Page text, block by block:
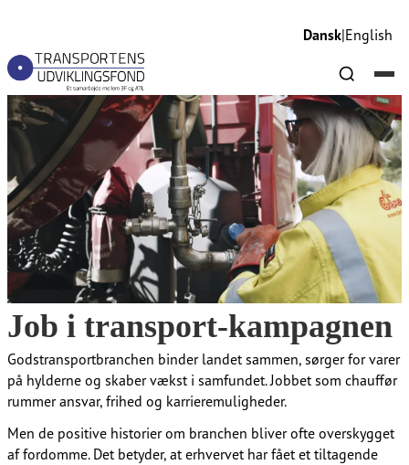
Dansk|English
Job i transport-kampagnen​​​​‌ ‍ ​‍​‍‌‍ ‌ ​‍‌‍‍‌‌‍‌ ‌‍‍‌‌‍ ‍​‍​‍​ ‍‍​‍​‍‌ ​ ‌‍​‌‌‍ ‍‌‍‍‌‌ ‌​‌ ‍‌​‍ ‍‌‍‍‌‌‍ ​‍​‍​‍ ​​‍​‍‌‍‍​‌ ​‍‌‍‌‌‌‍‌‍​‍​‍​ ‍‍​‍​‍‌‍‍​‌ ‌​‌ ‌​‌ ​​‌ ​ ​ ‍‍​‍ ​‍ ‌ ‌​‌ ‌‌​‍ ‍‌ ​ ‌‍​‌‌‍ ‍‌‍‍‌‌ ‌​‌ ‍‌​‍ ‍‌ ​ ‌ ‌​‌ ‌‌‌‍‌​‌‍‍‌‌‍ ​‍ ‌‍‍‌‌‍ ‍‌ ‌​‌‍‌‌‌‍ ‍‌ ‌​​‍ ‌‍‌‌‌‍‌​‌‍‍‌‌ ‌​​‍ ‌‍ ‌‌‍ ‌‍‌​‌‍‌‌​ ‌‌ ​​‌ ​‍‌‍‌‌‌ ​ ‌‍‌‌‌‍ ‍‌ ‌​‌‍​‌‌ ‌​‌‍‍‌‌‍ ‌‍ ‍​ ‍ ‌‍‍‌‌‍‌​​ ‌‌ ​​‌‍​‌‌‍‌ ‌‍‌‌​‍ ‌‌‍‍‍‌‍ ‌‍​‍​‍ ‌‌‍‍‌​‍ ‌‌ ‌​‌ ​‍‌‍​‌‌‍ ‍‌ ​ ‌ ​​‌‍ ‌ ​‍‌ ‌​​ ‍ ‌ ‌​‌ ‍‌‌ ​​‌‍‌‌​ ‌‌ ​​‌‍​‌‌‍‌ ‌‍‌‌​ ‍ ‌ ​​‌‍​‌‌ ‌​‌‍‍​​ ‌‌ ‌​‌‍‍‌‌ ‌​‌‍ ​‌‍‌‌​ ‌‍​‍‌‍​‌‌ ​ ‌‍‌‌‌‌‌‌‌ ​‍‌‍ ​​ ‌‌‍‍​‌ ‌​‌ ‌​‌ ​​‌ ​ ​‍‌‌​ ​ ‌​​‌​‍‌‌​ ​‍‌​‌‍​‍‌‌​ ​‍‌​‌‍‌ ‌​‌ ‌‌​‍ ‍‌ ​ ‌‍​‌‌‍ ‍‌‍‍‌‌ ‌​‌ ‍‌​‍ ‍‌ ​ ‌ ‌​‌ ‌‌‌‍‌​‌‍‍‌‌‍ ​‍‌‍‌‍‍‌‌‍‌​​ ‌‌ ​​‌‍​‌‌‍‌ ‌‍‌‌​‍ ‌‌‍‍‍‌‍ ‌‍​‍​‍ ‌‌‍‍‌​‍ ‌‌ ‌​‌ ​‍‌‍​‌‌‍ ‍‌ ​ ‌ ​​‌‍ ‌ ​‍‌ ‌​​‍‌‍‌ ‌​‌ ‍‌‌ ​​‌‍‌‌​ ‌‌ ​​‌‍​‌‌‍‌ ‌‍‌‌​‍‌‍‌ ​​‌‍​‌‌ ‌​‌‍‍​​ ‌‌ ‌​‌‍‍‌‌ ‌​‌‍ ​‌‍‌‌​‍‌‍‌ ​​‌‍‌‌‌ ​‍‌ ​ ‌ ​​‌‍‌‌‌‍​ ‌ ‌​‌‍‍‌‌ ‌‍‌‍‌‌​ ‌‌ ​​‌ ‌‌‌‍​‍‌‍ ​‌‍‍‌‌ ​ ‌‍‍​‌‍‌‌‌‍‌​​‍​‍‌ ‌
Job i transport-kampagnen​​​​‌ ‍ ​‍​‍‌‍ ‌ ​‍‌‍‍‌‌‍‌ ‌‍‍‌‌‍ ‍​‍​‍​ ‍‍​‍​‍‌ ​ ‌‍​‌‌‍ ‍‌‍‍‌‌ ‌​‌ ‍‌​‍ ‍‌‍‍‌‌‍ ​‍​‍​‍ ​​‍​‍‌‍‍​‌ ​‍‌‍‌‌‌‍‌‍​‍​‍​ ‍‍​‍​‍‌‍‍​‌ ‌​‌ ‌​‌ ​​‌ ​ ​ ‍‍​‍ ​‍ ‌ ‌​‌ ‌‌​‍ ‍‌ ​ ‌‍​‌‌‍ ‍‌‍‍‌‌ ‌​‌ ‍‌​‍ ‍‌ ​ ‌ ‌​‌ ‌‌‌‍‌​‌‍‍‌‌‍ ​‍ ‌‍‍‌‌‍ ‍‌ ‌​‌‍‌‌‌‍ ‍‌ ‌​​‍ ‌‍‌‌‌‍‌​‌‍‍‌‌ ‌​​‍ ‌‍ ‌‌‍ ‌‍‌​‌‍‌‌​ ‌‌ ​​‌ ​‍‌‍‌‌‌ ​ ‌‍‌‌‌‍ ‍‌ ‌​‌‍​‌‌ ‌​‌‍‍‌‌‍ ‌‍ ‍​ ‍ ‌‍‍‌‌‍‌​​ ‌‌ ​​‌‍​‌‌‍‌ ‌‍‌‌​‍ ‌‌‍‍‍‌‍ ‌‍​‍​‍ ‌‌‍‍‌​‍ ‌‌ ‌​‌ ​‍‌‍​‌‌‍ ‍‌ ​ ‌ ​​‌‍ ‌ ​‍‌ ‌​​ ‍ ‌ ‌​‌ ‍‌‌ ​​‌‍‌‌​ ‌‌ ​​‌‍​‌‌‍‌ ‌‍‌‌​ ‍ ‌ ​​‌‍​‌‌ ‌​‌‍‍​​ ‌‌ ​ ‌‍‌‌‌‍​ ‌ ‌​‌‍‍‌‌‍ ‌‍ ‍‌ ​ ​‍‌‌​ ‌‌‌​​‍‌‌ ‌‍‍ ‌‍‌‌‌ ‍‌​‍‌‌​ ​ ‌​‌​​‍‌‌​ ​ ‌​‌​​‍‌‌​ ​‍​ ​‍​ ​ ​ ‌ ‌‍‌​​ ‌‌​ ​ ​ ‍​‌‍​ ‌‍​‌​‍‌‌​ ​‍​ ​‍​‍‌‌​ ‌‌‌​‌​​‍ ‍‌‍​ ‌‍ ‌‍ ‍‌ ‌​‌‍‌‌‌‍ ‍‌ ‌​​‍‌‌​ ‌‌‌​​‍‌‌ ‌‍‍ ‌‍‌‌‌ ‍‌​‍‌‌​ ​ ‌​‌​​‍‌‌​ ​ ‌​‌​​‍‌‌​ ​‍​ ​‍‌‍​ ​ ‍​​ ​​​ ‍​‌‍​ ​ ‍‌​ ‌‌​ ‌ ​‍‌‌​ ​‍​ ​‍​‍‌‌​ ‌‌‌​‌​​‍ ‍‌‍​‍‌‍ ‌‍‌​‌ ‍‌​‍‌‌​ ‌‌‌​​‍‌‌ ‌‍‍ ‌‍‌‌‌ ‍‌​‍‌‌​ ​ ‌​‌​​‍‌‌​ ​ ‌​‌​​‍‌‌​ ​‍​ ​‍​ ​ ​ ‌‍​ ‌​​ ‌‍‌‍‌‍‌‍‌​‌‍‌‍​ ‌‌​‍‌‌​ ​‍​ ​‍​‍‌‌​ ‌‌‌​‌​​‍ ‍‌‍​ ‌‍‍​‌‍‍‌‌‍ ​‌‍‌​‌ ​‍‌‍‌‌‌‍ ‍​‍‌‌​ ‌‌‌​​‍‌‌ ‌‍‍ ‌‍‌‌‌ ‍‌​‍‌‌​ ​ ‌​‌​​‍‌‌​ ​ ‌​‌​​‍‌‌​ ​‍​ ​‍‌‍‌​​ ‌​​ ​ ​ ​‌​ ‍​‌‍​‌​ ‍‌‌‍‌‌​‍‌‌​ ​‍​ ​‍​‍‌‌​ ‌‌‌​‌​​‍ ‍‌ ‌​‌‍‌‌‌ ‍​‌ ‌​​ ‌‍​‍‌‍​‌‌ ​ ‌‍‌‌‌‌‌‌‌ ​‍‌‍ ​​ ‌‌‍‍​‌ ‌​‌ ‌​‌ ​​‌ ​ ​‍‌‌​ ​ ‌​​‌​‍‌‌​ ​‍‌​‌‍​‍‌‌​ ​‍‌​‌‍‌ ‌​‌ ‌‌​‍ ‍‌ ​ ‌‍​‌‌‍ ‍‌‍‍‌‌ ‌​‌ ‍‌​‍ ‍‌ ​ ‌ ‌​‌ ‌‌‌‍‌​‌‍‍‌‌‍ ​‍‌‍‌‍‍‌‌‍‌​​ ‌‌ ​​‌‍​‌‌‍‌ ‌‍‌‌​‍ ‌‌‍‍‍‌‍ ‌‍​‍​‍ ‌‌‍‍‌​‍ ‌‌ ‌​‌ ​‍‌‍​‌‌‍ ‍‌ ​ ‌ ​​‌‍ ‌ ​‍‌ ‌​​‍‌‍‌ ‌​‌ ‍‌‌ ​​‌‍‌‌​ ‌‌ ​​‌‍​‌‌‍‌ ‌‍‌‌​‍‌‍‌ ​​‌‍​‌‌ ‌​‌‍‍​​ ‌‌ ​ ‌‍‌‌‌‍​ ‌ ‌​‌‍‍‌‌‍ ‌‍ ‍‌ ​ ​‍‌‌​ ‌‌‌​​‍‌‌ ‌‍‍ ‌‍‌‌‌ ‍‌​‍‌‌​ ​ ‌​‌​​‍‌‌​ ​ ‌​‌​​‍‌‌​ ​‍​ ​‍​ ​ ​ ‌ ‌‍‌​​ ‌‌​ ​ ​ ‍​‌‍​ ‌‍​‌​‍‌‌​ ​‍​ ​‍​‍‌‌​ ‌‌‌​‌​​‍ ‍‌‍​ ‌‍ ‌‍ ‍‌ ‌​‌‍‌‌‌‍ ‍‌ ‌​​‍‌‌​ ‌‌‌​​‍‌‌ ‌‍‍ ‌‍‌‌‌ ‍‌​‍‌‌​ ​ ‌​‌​​‍‌‌​ ​ ‌​‌​​‍‌‌​ ​‍​ ​‍‌‍​ ​ ‍​​ ​​​ ‍​‌‍​ ​ ‍‌​ ‌‌​ ‌ ​‍‌‌​ ​‍​ ​‍​‍‌‌​ ‌‌‌​‌​​‍ ‍‌‍​‍‌‍ ‌‍‌​‌ ‍‌​‍‌‌​ ‌‌‌​​‍‌‌ ‌‍‍ ‌‍‌‌‌ ‍‌​‍‌‌​ ​ ‌​‌​​‍‌‌​ ​ ‌​‌​​‍‌‌​ ​‍​ ​‍​ ​ ​ ‌‍​ ‌​​ ‌‍‌‍‌‍‌‍‌​‌‍‌‍​ ‌‌​‍‌‌​ ​‍​ ​‍​‍‌‌​ ‌‌‌​‌​​‍ ‍‌‍​ ‌‍‍​‌‍‍‌‌‍ ​‌‍‌​‌ ​‍‌‍‌‌‌‍ ‍​‍‌‌​ ‌‌‌​​‍‌‌ ‌‍‍ ‌‍‌‌‌ ‍‌​‍‌‌​ ​ ‌​‌​​‍‌‌​ ​ ‌​‌​​‍‌‌​ ​‍​ ​‍‌‍‌​​ ‌​​ ​ ​ ​‌​ ‍​‌‍​‌​ ‍‌‌‍‌‌​‍‌‌​ ​‍​ ​‍​‍‌‌​ ‌‌‌​‌​​‍ ‍‌ ‌​‌‍‌‌‌ ‍​‌ ‌​​‍‌‍‌ ​​‌‍‌‌‌ ​‍‌ ​ ‌ ​​‌‍‌‌‌‍​ ‌ ‌​‌‍‍‌‌ ‌‍‌‍‌‌​ ‌‌ ​​‌ ‌‌‌‍​‍‌‍ ​‌‍‍‌‌ ​ ‌‍‍​‌‍‌‌‌‍‌​​‍​‍‌ ‌​​​​‌ ‍ ​‍​‍‌‍ ‌ ​‍‌‍‍‌‌‍‌ ‌‍‍‌‌‍ ‍​‍​‍​ ‍‍​‍​‍‌ ​ ‌‍​‌‌‍ ‍‌‍‍‌‌ ‌​‌ ‍‌​‍ ‍‌‍‍‌‌‍ ​‍​‍​‍ ​​‍​‍‌‍‍​‌ ​‍‌‍‌‌‌‍‌‍​‍​‍​ ‍‍​‍​‍‌‍‍​‌ ‌​‌ ‌​‌ ​​‌ ​ ​ ‍‍​‍ ​‍ ‌ ‌​‌ ‌‌​‍ ‍‌ ​ ‌‍​‌‌‍ ‍‌‍‍‌‌ ‌​‌ ‍‌​‍ ‍‌ ​ ‌ ‌​‌ ‌‌‌‍‌​‌‍‍‌‌‍ ​‍ ‌‍‍‌‌‍ ‍‌ ‌​‌‍‌‌‌‍ ‍‌ ‌​​‍ ‌‍‌‌‌‍‌​‌‍‍‌‌ ‌​​‍ ‌‍ ‌‌‍ ‌‍‌​‌‍‌‌​ ‌‌ ​​‌ ​‍‌‍‌‌‌ ​ ‌‍‌‌‌‍ ‍‌ ‌​‌‍​‌‌ ‌​‌‍‍‌‌‍ ‌‍ ‍​ ‍ ‌‍‍‌‌‍‌​​ ‌‌ ​​‌‍​‌‌‍‌ ‌‍‌‌​‍ ‌‌‍‍‍‌‍ ‌‍​‍​‍ ‌‌‍‍‌​‍ ‌‌ ‌​‌ ​‍‌‍​‌‌‍ ‍‌ ​ ‌ ​​‌‍ ‌ ​‍‌ ‌​​ ‍ ‌ ‌​‌ ‍‌‌ ​​‌‍‌‌​ ‌‌ ​​‌‍​‌‌‍‌ ‌‍‌‌​ ‍ ‌ ​​‌‍​‌‌ ‌​‌‍‍​​ ‌‌ ​ ‌‍‌‌‌‍​ ‌ ‌​‌‍‍‌‌‍ ‌‍ ‍‌ ​ ​‍‌‌​ ‌‌‌​​‍‌‌ ‌‍‍ ‌‍‌‌‌ ‍‌​‍‌‌​ ​ ‌​‌​​‍‌‌​ ​ ‌​‌​​‍‌‌​ ​‍​ ​‍​ ​ ​ ‌ ‌‍‌​​ ‌‌​ ​ ​ ‍​‌‍​ ‌‍​‌​‍‌‌​ ​‍​ ​‍​‍‌‌​ ‌‌‌​‌​​‍ ‍‌‍​ ‌‍ ‌‍ ‍‌ ‌​‌‍‌‌‌‍ ‍‌ ‌​​‍‌‌​ ‌‌‌​​‍‌‌ ‌‍‍ ‌‍‌‌‌ ‍‌​‍‌‌​ ​ ‌​‌​​‍‌‌​ ​ ‌​‌​​‍‌‌​ ​‍​ ​‍‌‍​ ​ ‍​​ ​​​ ‍​‌‍​ ​ ‍‌​ ‌‌​ ‌ ​‍‌‌​ ​‍​ ​‍​‍‌‌​ ‌‌‌​‌​​‍ ‍‌‍‍​‌‍‌‌‌‍​‌‌‍‌​‌‍‍‌‌‍ ‍‌‍‌ ​ ‌‍​‍‌‍​‌‌ ​ ‌‍‌‌‌‌‌‌‌ ​‍‌‍ ​​ ‌‌‍‍​‌ ‌​‌ ‌​‌ ​​‌ ​ ​‍‌‌​ ​ ‌​​‌​‍‌‌​ ​‍‌​‌‍​‍‌‌​ ​‍‌​‌‍‌ ‌​‌ ‌‌​‍ ‍‌ ​ ‌‍​‌‌‍ ‍‌‍‍‌‌ ‌​‌ ‍‌​‍ ‍‌ ​ ‌ ‌​‌ ‌‌‌‍‌​‌‍‍‌‌‍ ​‍‌‍‌‍‍‌‌‍‌​​ ‌‌ ​​‌‍​‌‌‍‌ ‌‍‌‌​‍ ‌‌‍‍‍‌‍ ‌‍​‍​‍ ‌‌‍‍‌​‍ ‌‌ ‌​‌ ​‍‌‍​‌‌‍ ‍‌ ​ ‌ ​​‌‍ ‌ ​‍‌ ‌​​‍‌‍‌ ‌​‌ ‍‌‌ ​​‌‍‌‌​ ‌‌ ​​‌‍​‌‌‍‌ ‌‍‌‌​‍‌‍‌ ​​‌‍​‌‌ ‌​‌‍‍​​ ‌‌ ​ ‌‍‌‌‌‍​ ‌ ‌​‌‍‍‌‌‍ ‌‍ ‍‌ ​ ​‍‌‌​ ‌‌‌​​‍‌‌ ‌‍‍ ‌‍‌‌‌ ‍‌​‍‌‌​ ​ ‌​‌​​‍‌‌​ ​ ‌​‌​​‍‌‌​ ​‍​ ​‍​ ​ ​ ‌ ‌‍‌​​ ‌‌​ ​ ​ ‍​‌‍​ ‌‍​‌​‍‌‌​ ​‍​ ​‍​‍‌‌​ ‌‌‌​‌​​‍ ‍‌‍​ ‌‍ ‌‍ ‍‌ ‌​‌‍‌‌‌‍ ‍‌ ‌​​‍‌‌​ ‌‌‌​​‍‌‌ ‌‍‍ ‌‍‌‌‌ ‍‌​‍‌‌​ ​ ‌​‌​​‍‌‌​ ​ ‌​‌​​‍‌‌​ ​‍​ ​‍‌‍​ ​ ‍​​ ​​​ ‍​‌‍​ ​ ‍‌​ ‌‌​ ‌ ​‍‌‌​ ​‍​ ​‍​‍‌‌​ ‌‌‌​‌​​‍ ‍‌‍‍​‌‍‌‌‌‍​‌‌‍‌​‌‍‍‌‌‍ ‍‌‍‌ ​‍‌‍‌ ​​‌‍‌‌‌ ​‍‌ ​ ‌ ​​‌‍‌‌‌‍​ ‌ ‌​‌‍‍‌‌ ‌‍‌‍‌‌​ ‌‌ ​​‌ ‌‌‌‍​‍‌‍ ​‌‍‍‌‌ ​ ‌‍‍​‌‍‌‌‌‍‌​​‍​‍‌ ‌
Godstransportbranchen binder landet sammen, sørger for varer
på hylderne og skaber vækst i samfundet. Jobbet som chauffør
rummer ansvar, frihed og karrieremuligheder.​​​​‌ ‍ ​‍​‍‌‍ ‌ ​‍‌‍‍‌‌‍‌ ‌‍‍‌‌‍ ‍​‍​‍​ ‍‍​‍​‍‌ ​ ‌‍​‌‌‍ ‍‌‍‍‌‌ ‌​‌ ‍‌​‍ ‍‌‍‍‌‌‍ ​‍​‍​‍ ​​‍​‍‌‍‍​‌ ​‍‌‍‌‌‌‍‌‍​‍​‍​ ‍‍​‍​‍‌‍‍​‌ ‌​‌ ‌​‌ ​​‌ ​ ​ ‍‍​‍ ​‍ ‌ ‌​‌ ‌‌​‍ ‍‌ ​ ‌‍​‌‌‍ ‍‌‍‍‌‌ ‌​‌ ‍‌​‍ ‍‌ ​ ‌ ‌​‌ ‌‌‌‍‌​‌‍‍‌‌‍ ​‍ ‌‍‍‌‌‍ ‍‌ ‌​‌‍‌‌‌‍ ‍‌ ‌​​‍ ‌‍‌‌‌‍‌​‌‍‍‌‌ ‌​​‍ ‌‍ ‌‌‍ ‌‍‌​‌‍‌‌​ ‌‌ ​​‌ ​‍‌‍‌‌‌ ​ ‌‍‌‌‌‍ ‍‌ ‌​‌‍​‌‌ ‌​‌‍‍‌‌‍ ‌‍ ‍​ ‍ ‌‍‍‌‌‍‌​​ ‌‌ ​​‌‍​‌‌‍‌ ‌‍‌‌​‍ ‌‌‍‍‍‌‍ ‌‍​‍​‍ ‌‌‍‍‌​‍ ‌‌ ‌​‌ ​‍‌‍​‌‌‍ ‍‌ ​ ‌ ​​‌‍ ‌ ​‍‌ ‌​​ ‍ ‌ ‌​‌ ‍‌‌ ​​‌‍‌‌​ ‌‌ ​​‌‍​‌‌‍‌ ‌‍‌‌​ ‍ ‌ ​​‌‍​‌‌ ‌​‌‍‍​​ ‌‌ ​ ‌‍‌‌‌‍​ ‌ ‌​‌‍‍‌‌‍ ‌‍ ‍‌ ​ ​‍‌‌​ ‌‌‌​​‍‌‌ ‌‍‍ ‌‍‌‌‌ ‍‌​‍‌‌​ ​ ‌​‌​​‍‌‌​ ​ ‌​‌​​‍‌‌​ ​‍​ ​‍​ ​ ​ ‌ ‌‍‌​​ ‌‌​ ​ ​ ‍​‌‍​ ‌‍​‌​‍‌‌​ ​‍​ ​‍​‍‌‌​ ‌‌‌​‌​​‍ ‍‌‍​ ‌‍ ‌‍ ‍‌ ‌​‌‍‌‌‌‍ ‍‌ ‌​​‍‌‌​ ‌‌‌​​‍‌‌ ‌‍‍ ‌‍‌‌‌ ‍‌​‍‌‌​ ​ ‌​‌​​‍‌‌​ ​ ‌​‌​​‍‌‌​ ​‍​ ​‍‌‍​ ​ ‍​​ ​​​ ‍​‌‍​ ​ ‍‌​ ‌‌​ ‌ ​‍‌‌​ ​‍​ ​‍​‍‌‌​ ‌‌‌​‌​​‍ ‍‌‍​‍‌‍ ‌‍‌​‌ ‍‌​‍‌‌​ ‌‌‌​​‍‌‌ ‌‍‍ ‌‍‌‌‌ ‍‌​‍‌‌​ ​ ‌​‌​​‍‌‌​ ​ ‌​‌​​‍‌‌​ ​‍​ ​‍​ ​ ​ ‍​​ ​​‌‍​‌​ ​‌​ ‍​‌‍‌‌‌‍​‌​‍‌‌​ ​‍​ ​‍​‍‌‌​ ‌‌‌​‌​​‍ ‍‌‍​ ‌‍‍​‌‍‍‌‌‍ ​‌‍‌​‌ ​‍‌‍‌‌‌‍ ‍​‍‌‌​ ‌‌‌​​‍‌‌ ‌‍‍ ‌‍‌‌‌ ‍‌​‍‌‌​ ​ ‌​‌​​‍‌‌​ ​ ‌​‌​​‍‌‌​ ​‍​ ​‍​ ‌ ​ ​‌​ ‌‍​ ‌​​ ​​​ ‍​​ ‍‌‌‍​ ​‍‌‌​ ​‍​ ​‍​‍‌‌​ ‌‌‌​‌​​‍ ‍‌ ‌​‌‍‌‌‌ ‍​‌ ‌​​ ‌‍​‍‌‍​‌‌ ​ ‌‍‌‌‌‌‌‌‌ ​‍‌‍ ​​ ‌‌‍‍​‌ ‌​‌ ‌​‌ ​​‌ ​ ​‍‌‌​ ​ ‌​​‌​‍‌‌​ ​‍‌​‌‍​‍‌‌​ ​‍‌​‌‍‌ ‌​‌ ‌‌​‍ ‍‌ ​ ‌‍​‌‌‍ ‍‌‍‍‌‌ ‌​‌ ‍‌​‍ ‍‌ ​ ‌ ‌​‌ ‌‌‌‍‌​‌‍‍‌‌‍ ​‍‌‍‌‍‍‌‌‍‌​​ ‌‌ ​​‌‍​‌‌‍‌ ‌‍‌‌​‍ ‌‌‍‍‍‌‍ ‌‍​‍​‍ ‌‌‍‍‌​‍ ‌‌ ‌​‌ ​‍‌‍​‌‌‍ ‍‌ ​ ‌ ​​‌‍ ‌ ​‍‌ ‌​​‍‌‍‌ ‌​‌ ‍‌‌ ​​‌‍‌‌​ ‌‌ ​​‌‍​‌‌‍‌ ‌‍‌‌​‍‌‍‌ ​​‌‍​‌‌ ‌​‌‍‍​​ ‌‌ ​ ‌‍‌‌‌‍​ ‌ ‌​‌‍‍‌‌‍ ‌‍ ‍‌ ​ ​‍‌‌​ ‌‌‌​​‍‌‌ ‌‍‍ ‌‍‌‌‌ ‍‌​‍‌‌​ ​ ‌​‌​​‍‌‌​ ​ ‌​‌​​‍‌‌​ ​‍​ ​‍​ ​ ​ ‌ ‌‍‌​​ ‌‌​ ​ ​ ‍​‌‍​ ‌‍​‌​‍‌‌​ ​‍​ ​‍​‍‌‌​ ‌‌‌​‌​​‍ ‍‌‍​ ‌‍ ‌‍ ‍‌ ‌​‌‍‌‌‌‍ ‍‌ ‌​​‍‌‌​ ‌‌‌​​‍‌‌ ‌‍‍ ‌‍‌‌‌ ‍‌​‍‌‌​ ​ ‌​‌​​‍‌‌​ ​ ‌​‌​​‍‌‌​ ​‍​ ​‍‌‍​ ​ ‍​​ ​​​ ‍​‌‍​ ​ ‍‌​ ‌‌​ ‌ ​‍‌‌​ ​‍​ ​‍​‍‌‌​ ‌‌‌​‌​​‍ ‍‌‍​‍‌‍ ‌‍‌​‌ ‍‌​‍‌‌​ ‌‌‌​​‍‌‌ ‌‍‍ ‌‍‌‌‌ ‍‌​‍‌‌​ ​ ‌​‌​​‍‌‌​ ​ ‌​‌​​‍‌‌​ ​‍​ ​‍​ ​ ​ ‍​​ ​​‌‍​‌​ ​‌​ ‍​‌‍‌‌‌‍​‌​‍‌‌​ ​‍​ ​‍​‍‌‌​ ‌‌‌​‌​​‍ ‍‌‍​ ‌‍‍​‌‍‍‌‌‍ ​‌‍‌​‌ ​‍‌‍‌‌‌‍ ‍​‍‌‌​ ‌‌‌​​‍‌‌ ‌‍‍ ‌‍‌‌‌ ‍‌​‍‌‌​ ​ ‌​‌​​‍‌‌​ ​ ‌​‌​​‍‌‌​ ​‍​ ​‍​ ‌ ​ ​‌​ ‌‍​ ‌​​ ​​​ ‍​​ ‍‌‌‍​ ​‍‌‌​ ​‍​ ​‍​‍‌‌​ ‌‌‌​‌​​‍ ‍‌ ‌​‌‍‌‌‌ ‍​‌ ‌​​‍‌‍‌ ​​‌‍‌‌‌ ​‍‌ ​ ‌ ​​‌‍‌‌‌‍​ ‌ ‌​‌‍‍‌‌ ‌‍‌‍‌‌​ ‌‌ ​​‌ ‌‌‌‍​‍‌‍ ​‌‍‍‌‌ ​ ‌‍‍​‌‍‌‌‌‍‌​​‍​‍‌ ‌
Men de positive historier om branchen bliver ofte overskygget
af fordomme. Det betyder, at erhvervet har fået et tiltagende